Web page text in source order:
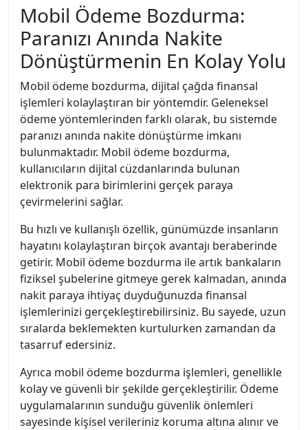
Mobil Ödeme Bozdurma:
Paranızı Anında Nakite
Dönüştürmenin En Kolay Yolu
Mobil ödeme bozdurma, dijital çağda finansal
işlemleri kolaylaştıran bir yöntemdir. Geleneksel
ödeme yöntemlerinden farklı olarak, bu sistemde
paranızı anında nakite dönüştürme imkanı
bulunmaktadır. Mobil ödeme bozdurma,
kullanıcıların dijital cüzdanlarında bulunan
elektronik para birimlerini gerçek paraya
çevirmelerini sağlar.
Bu hızlı ve kullanışlı özellik, günümüzde insanların
hayatını kolaylaştıran birçok avantajı beraberinde
getirir. Mobil ödeme bozdurma ile artık bankaların
fiziksel şubelerine gitmeye gerek kalmadan, anında
nakit paraya ihtiyaç duyduğunuzda finansal
işlemlerinizi gerçekleştirebilirsiniz. Bu sayede, uzun
sıralarda beklemekten kurtulurken zamandan da
tasarruf edersiniz.
Ayrıca mobil ödeme bozdurma işlemleri, genellikle
kolay ve güvenli bir şekilde gerçekleştirilir. Ödeme
uygulamalarının sunduğu güvenlik önlemleri
sayesinde kişisel verileriniz koruma altına alınır ve